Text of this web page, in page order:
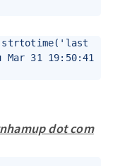
strtotime('last
31 19:50:41
dot com